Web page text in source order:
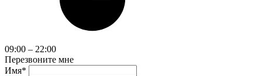
09:00 – 22:00
Перезвоните мне
Имя*